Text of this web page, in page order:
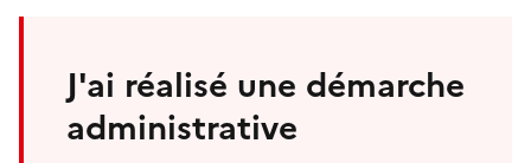
J'ai réalisé une démarche
administrative